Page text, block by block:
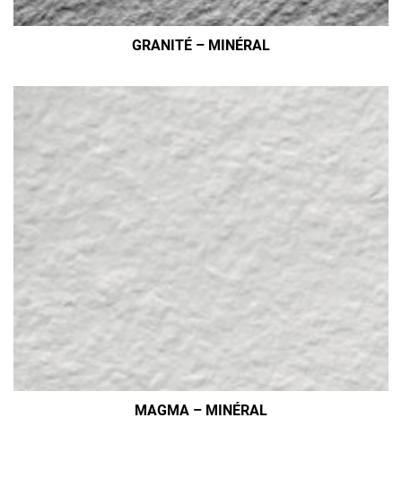
GRANITÉ – MINÉRAL
MAGMA – MINÉRAL